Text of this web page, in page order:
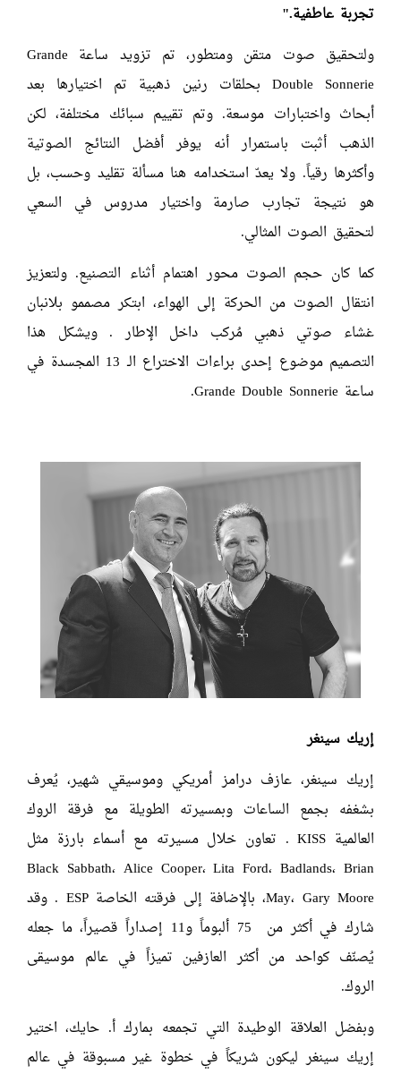
تجربة عاطفية."
ولتحقيق صوت متقن ومتطور، تم تزويد ساعة Grande
Double Sonnerie بحلقات رنين ذهبية تم اختيارها بعد
أبحاث واختبارات موسعة. وتم تقييم سبائك مختلفة، لكن
الذهب أثبت باستمرار أنه يوفر أفضل النتائج الصوتية
وأكثرها رقياً. ولا يعدّ استخدامه هنا مسألة تقليد وحسب، بل
هو نتيجة تجارب صارمة واختيار مدروس في السعي
لتحقيق الصوت المثالي.
كما كان حجم الصوت محور اهتمام أثناء التصنيع. ولتعزيز
انتقال الصوت من الحركة إلى الهواء، ابتكر مصممو بلانبان
غشاء صوتي ذهبي مُركب داخل الإطار . ويشكل هذا
التصميم موضوع إحدى براءات الاختراع الـ 13 المجسدة في
ساعة Grande Double Sonnerie.
إريك سينغر
إريك سينغر، عازف درامز أمريكي وموسيقي شهير، يُعرف
بشغفه بجمع الساعات وبمسيرته الطويلة مع فرقة الروك
العالمية KISS . تعاون خلال مسيرته مع أسماء بارزة مثل
Black Sabbath، Alice Cooper، Lita Ford، Badlands، Brian
May، Gary Moore، بالإضافة إلى فرقته الخاصة ESP . وقد
شارك في أكثر من 75 ألبوماً و11 إصداراً قصيراً، ما جعله
يُصنّف كواحد من أكثر العازفين تميزاً في عالم موسيقى
الروك.
وبفضل العلاقة الوطيدة التي تجمعه بمارك أ. حايك، اختير
إريك سينغر ليكون شريكاً في خطوة غير مسبوقة في عالم